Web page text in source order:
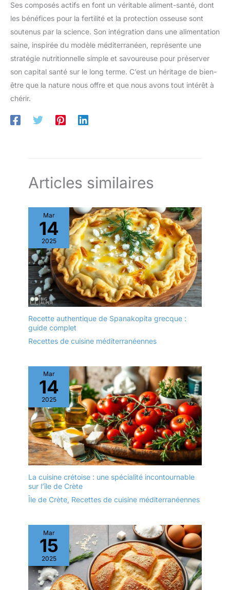
Ses composés actifs en font un véritable aliment-santé, dont
les bénéfices pour la fertilité et la protection osseuse sont
soutenus par la science. Son intégration dans une alimentation
saine, inspirée du modèle méditerranéen, représente une
stratégie nutritionnelle simple et savoureuse pour préserver
son capital santé sur le long terme. C’est un héritage de bien-
être que la nature nous offre et que nous avons tout intérêt à
chérir.
Articles similaires
Mar
14
2025
Recette authentique de Spanakopita grecque :
guide complet
Recettes de cuisine méditerranéennes
Mar
14
2025
La cuisine crétoise : une spécialité incontournable
sur l’île de Crète
Île de Crète, Recettes de cuisine méditerranéennes
Mar
15
2025